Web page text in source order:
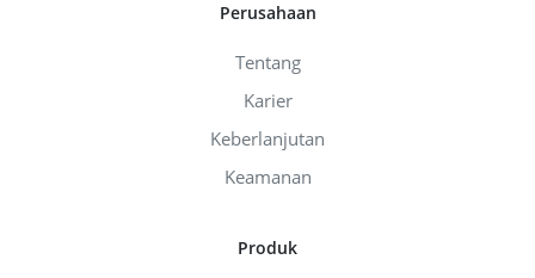
Perusahaan
Tentang
Karier
Keberlanjutan
Keamanan
Produk